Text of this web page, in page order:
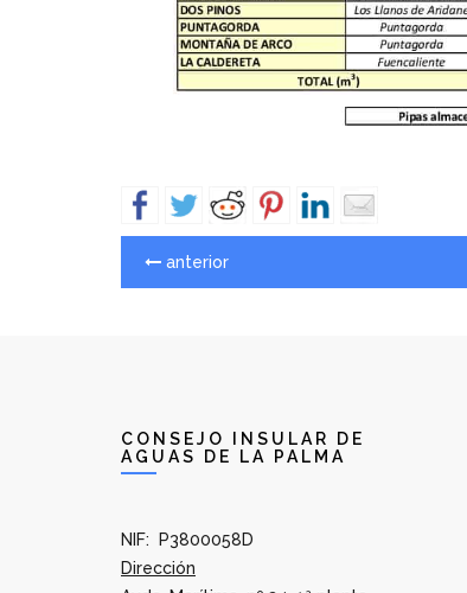
anterior
CONSEJO INSULAR DE
AGUAS DE LA PALMA
NIF: P3800058D
Dirección